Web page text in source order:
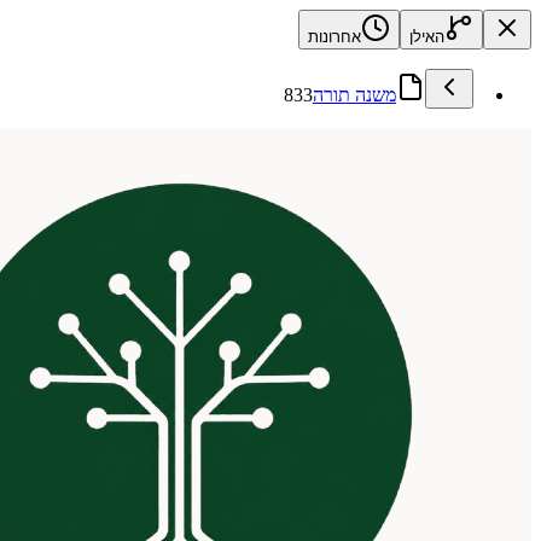
האילן אחרונות
משנה תורה833